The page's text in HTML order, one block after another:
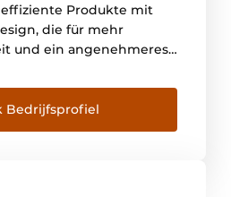
Produkte mit
die für mehr
und ein angenehmeres
Rollläden oder ein
wir bieten innovative
strengsten
Ein großes
Frankreich [...]
Bedrijfsprofiel